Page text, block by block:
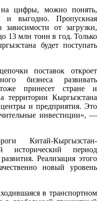
на цифры, можно понять,
и выгодно. Пропускная
от загрузки,
13 млн тонн в год. Только
будет поступать
поставок откроет
бизнеса развивать
принесет стране и
территории Кыргызстана
центры и предприятия. Это
инвестиции», —
Китай-Кыргызстан-
исторический период
Реализация этого
новый уровень
в транспортном